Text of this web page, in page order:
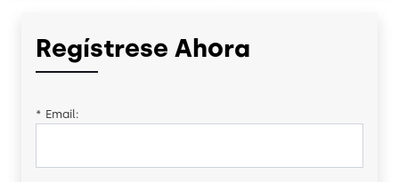
Regístrese Ahora
* Email: